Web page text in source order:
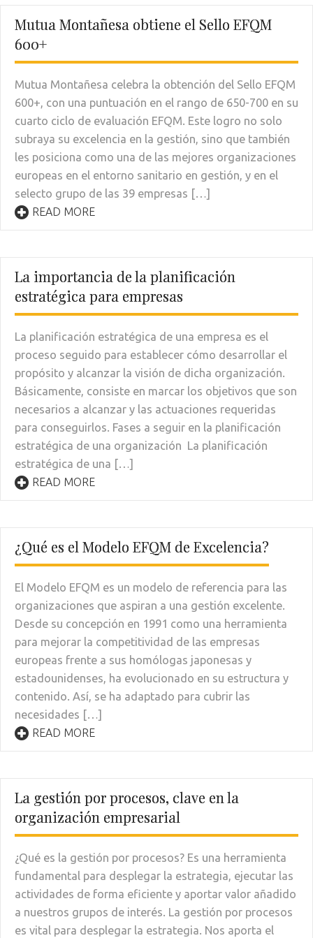
Mutua Montañesa obtiene el Sello EFQM
600+
Mutua Montañesa celebra la obtención del Sello EFQM
600+, con una puntuación en el rango de 650-700 en su
cuarto ciclo de evaluación EFQM. Este logro no solo
subraya su excelencia en la gestión, sino que también
les posiciona como una de las mejores organizaciones
europeas en el entorno sanitario en gestión, y en el
selecto grupo de las 39 empresas […]
READ MORE
La importancia de la planificación
estratégica para empresas
La planificación estratégica de una empresa es el
proceso seguido para establecer cómo desarrollar el
propósito y alcanzar la visión de dicha organización.
Básicamente, consiste en marcar los objetivos que son
necesarios a alcanzar y las actuaciones requeridas
para conseguirlos. Fases a seguir en la planificación
estratégica de una organización La planificación
estratégica de una […]
READ MORE
¿Qué es el Modelo EFQM de Excelencia?
El Modelo EFQM es un modelo de referencia para las
organizaciones que aspiran a una gestión excelente.
Desde su concepción en 1991 como una herramienta
para mejorar la competitividad de las empresas
europeas frente a sus homólogas japonesas y
estadounidenses, ha evolucionado en su estructura y
contenido. Así, se ha adaptado para cubrir las
necesidades […]
READ MORE
La gestión por procesos, clave en la
organización empresarial
¿Qué es la gestión por procesos? Es una herramienta
fundamental para desplegar la estrategia, ejecutar las
actividades de forma eficiente y aportar valor añadido
a nuestros grupos de interés. La gestión por procesos
es vital para desplegar la estrategia. Nos aporta el